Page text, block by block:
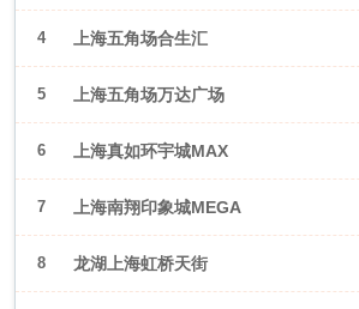
4 上海五角场合生汇
5 上海五角场万达广场
6 上海真如环宇城MAX
7 上海南翔印象城MEGA
8 龙湖上海虹桥天街